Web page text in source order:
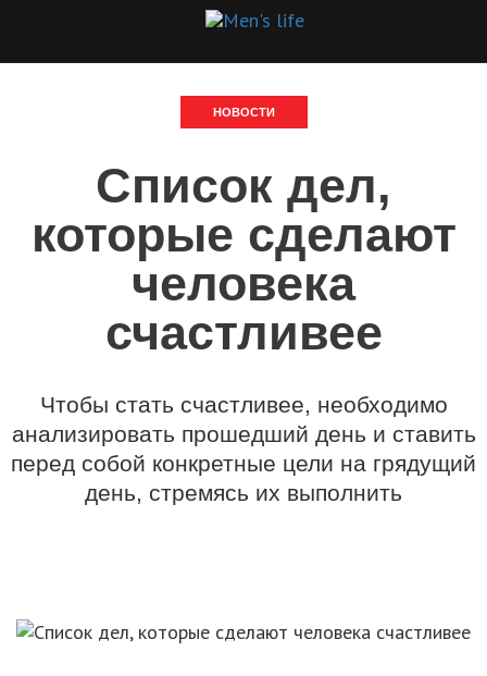
НОВОСТИ
Список дел,
которые cделают
человека
счастливее
Чтобы стать счастливее, необходимо
анализировать прошедший день и ставить
перед собой конкретные цели на грядущий
день, стремясь их выполнить